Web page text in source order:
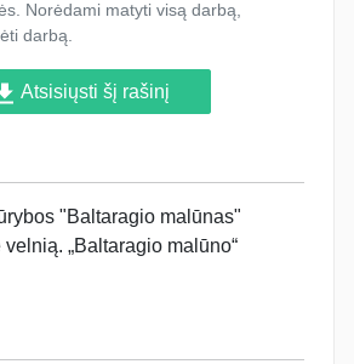
Norėdami matyti visą darbą,
darbą.
Atsisiųsti šį rašinį
"Baltaragio malūnas"
„Baltaragio malūno“